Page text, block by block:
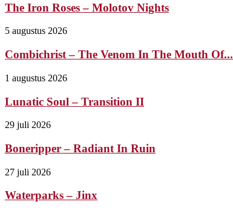
The Iron Roses – Molotov Nights
5 augustus 2026
Combichrist – The Venom In The Mouth Of...
1 augustus 2026
Lunatic Soul – Transition II
29 juli 2026
Boneripper – Radiant In Ruin
27 juli 2026
Waterparks – Jinx